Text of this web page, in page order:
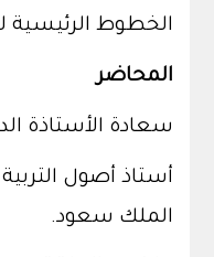
الخطوط الرئيسية
المحاضر
سعادة الأستاذة
أستاذ أصول
الملك سعود.